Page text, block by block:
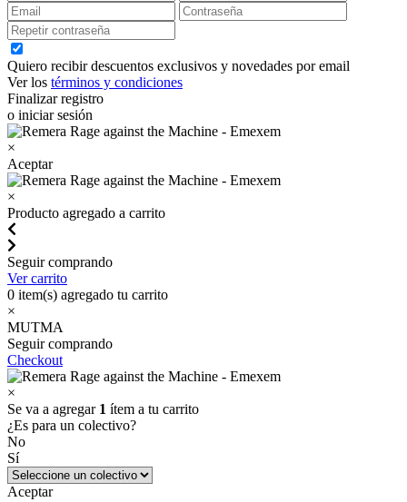
Quiero recibir descuentos exclusivos y novedades por email
Ver los términos y condiciones
Finalizar registro
o iniciar sesión
×
Aceptar
×
Producto agregado a carrito
Seguir comprando
Ver carrito
0 item(s) agregado tu carrito
×
MUTMA
Seguir comprando
Checkout
×
Se va a agregar 1 ítem a tu carrito
¿Es para un colectivo?
No
Sí
Aceptar